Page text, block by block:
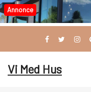
Videre
til
Annonce
Vi Med Hus